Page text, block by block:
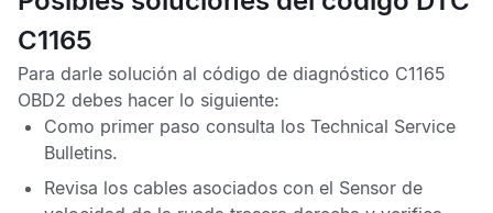
C1165
Para darle solución al código de diagnóstico C1165
OBD2 debes hacer lo siguiente:
Como primer paso consulta los Technical Service
Bulletins.
Revisa los cables asociados con el Sensor de